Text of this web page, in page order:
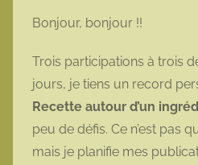
o
t
t
e
Bonjour, bonjour !!
Trois participations à trois
jours, je tiens un record
Recette autour d’un
peu de défis. Ce n’est pas
mais je planifie mes